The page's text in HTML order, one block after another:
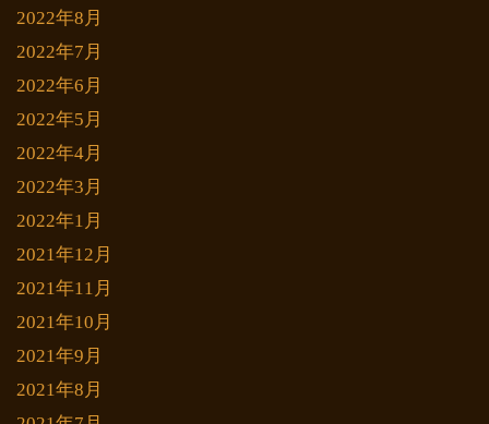
2022年8月
2022年7月
2022年6月
2022年5月
2022年4月
2022年3月
2022年1月
2021年12月
2021年11月
2021年10月
2021年9月
2021年8月